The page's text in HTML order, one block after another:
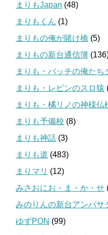
まりもJapan (48)
まりもくん (1)
まりもの俺が賭け橋 (5)
まりもの新台通信簿
まりも・バッチの俺たち
まりも・レビンのスロ猿
まりも・橘リノの神様仏
まりも予備校 (8)
まりも神話 (3)
まりも道 (483)
まりマリ (12)
みさおにお・ま・か・せ
みのりんの新台アンバサ
ゆずPON (99)